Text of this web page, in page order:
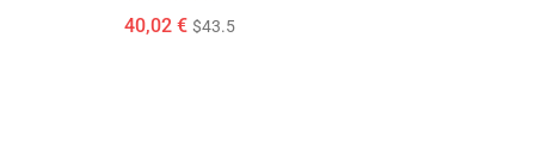
40,02 € $43.5